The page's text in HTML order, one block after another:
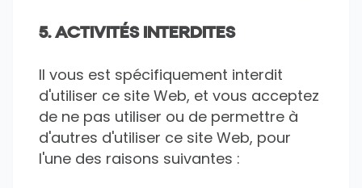
5. ACTIVITÉS INTERDITES
Il vous est spécifiquement interdit
d'utiliser ce site Web, et vous acceptez
de ne pas utiliser ou de permettre à
d'autres d'utiliser ce site Web, pour
l'une des raisons suivantes :